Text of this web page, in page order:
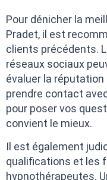
Pour dénicher la
Pradet, il est
clients précédents.
réseaux sociaux
évaluer la réputation
prendre contact
pour poser vos
convient le mieux.
Il est également
qualifications et les
hypnothérapeutes.